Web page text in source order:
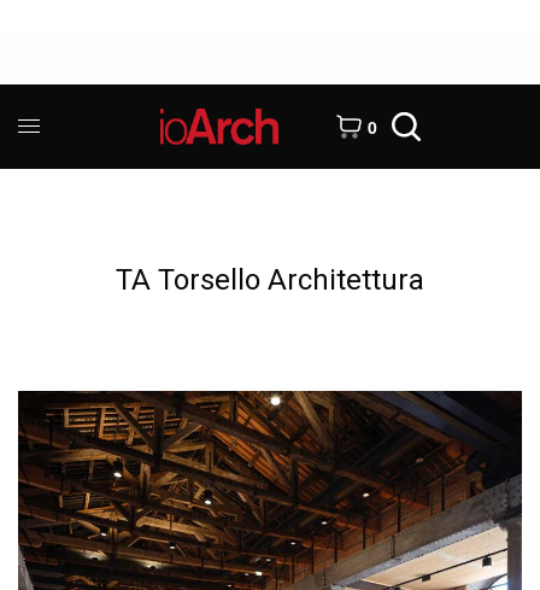
0
TA Torsello Architettura